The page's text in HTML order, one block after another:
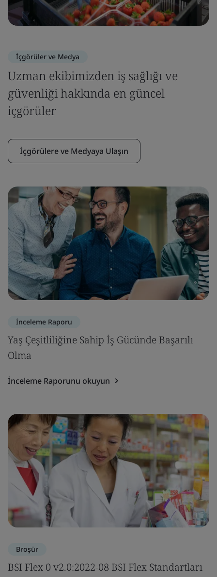
İçgörüler ve Medya
Uzman ekibimizden iş sağlığı ve
güvenliği hakkında en güncel
içgörüler
İçgörülere ve Medyaya Ulaşın
İnceleme Raporu
Yaş Çeşitliliğine Sahip İş Gücünde Başarılı
Olma
İnceleme Raporunu okuyun
Broşür
BSI Flex 0 v2.0:2022-08 BSI Flex Standartları